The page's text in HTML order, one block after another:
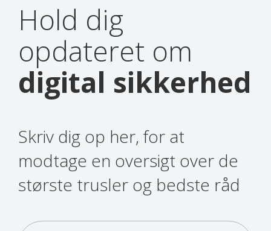
Hold dig
opdateret om
digital sikkerhed
Skriv dig op her, for at
modtage en oversigt over de
største trusler og bedste råd